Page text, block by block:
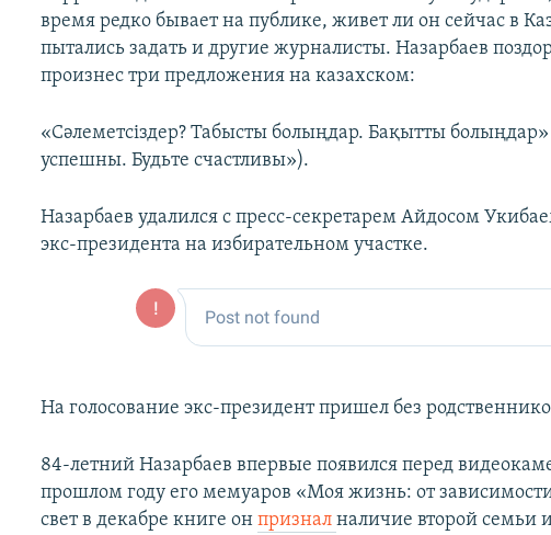
время редко бывает на публике, живет ли он сейчас в
пытались задать и другие журналисты. Назарбаев
произнес три предложения на казахском:
«Сәлеметсіздер? Табысты болыңдар. Бақытты болыңдар»
успешны. Будьте счастливы»).
Назарбаев удалился с пресс-секретарем Айдосом
экс-президента на избирательном участке.
На голосование экс-президент пришел без
84-летний Назарбаев впервые появился перед
прошлом году его мемуаров «Моя жизнь: от
свет в декабре книге онпризналналичие второй семьи